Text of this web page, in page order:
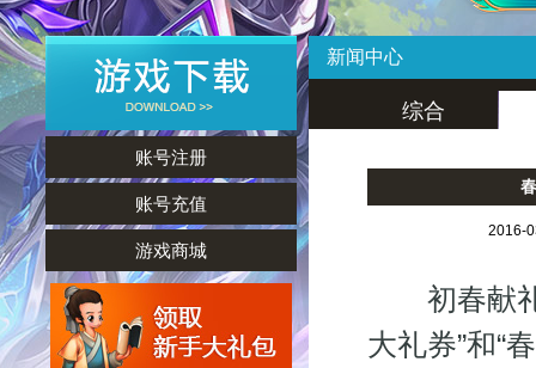
账号注册
账号充值
游戏商城
新闻中心
综合
2016-
初春献礼
大礼券”和“